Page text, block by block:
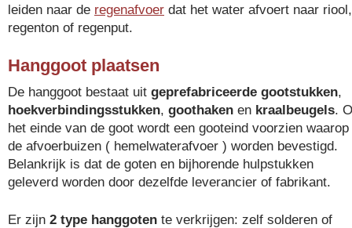
leiden naar de regenafvoer dat het water afvoert naar riool,
regenton of regenput.
Hanggoot plaatsen
De hanggoot bestaat uit geprefabriceerde gootstukken,
hoekverbindingsstukken, goothaken en kraalbeugels.
het einde van de goot wordt een gooteind voorzien waarop
de afvoerbuizen ( hemelwaterafvoer ) worden bevestigd.
Belankrijk is dat de goten en bijhorende hulpstukken
geleverd worden door dezelfde leverancier of fabrikant.
Er zijn 2 type hanggoten te verkrijgen: zelf solderen of